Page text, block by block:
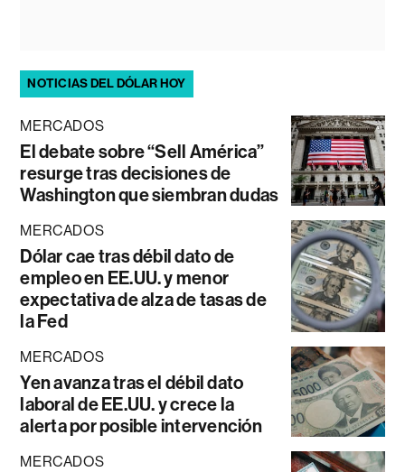
NOTICIAS DEL DÓLAR HOY
MERCADOS
El debate sobre “Sell América”
resurge tras decisiones de
Washington que siembran dudas
MERCADOS
Dólar cae tras débil dato de
empleo en EE.UU. y menor
expectativa de alza de tasas de
la Fed
MERCADOS
Yen avanza tras el débil dato
laboral de EE.UU. y crece la
alerta por posible intervención
MERCADOS